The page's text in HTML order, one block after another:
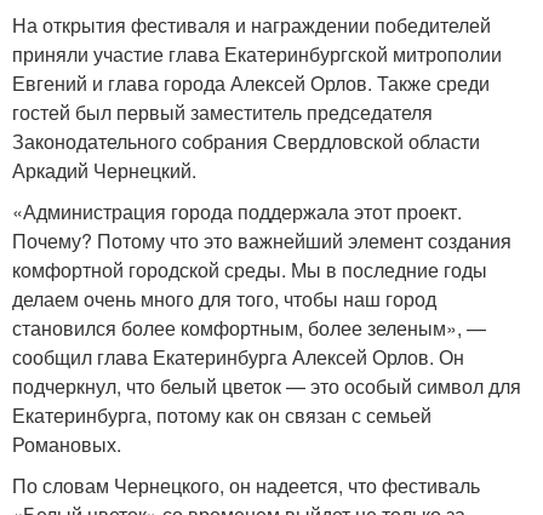
На открытия фестиваля и награждении победителей
приняли участие глава Екатеринбургской митрополии
Евгений и глава города Алексей Орлов. Также среди
гостей был первый заместитель председателя
Законодательного собрания Свердловской области
Аркадий Чернецкий.
«Администрация города поддержала этот проект.
Почему? Потому что это важнейший элемент создания
комфортной городской среды. Мы в последние годы
делаем очень много для того, чтобы наш город
становился более комфортным, более зеленым», —
сообщил глава Екатеринбурга Алексей Орлов. Он
подчеркнул, что белый цветок — это особый символ для
Екатеринбурга, потому как он связан с семьей
Романовых.
По словам Чернецкого, он надеется, что фестиваль